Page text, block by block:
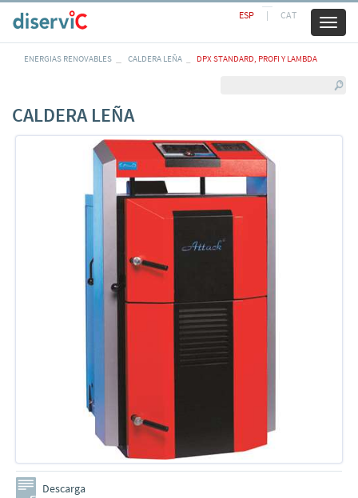
ESP | CAT
ENERGIAS RENOVABLES CALDERA LEÑA DPX STANDARD, PROFI Y LAMBDA
CALDERA LEÑA
Descarga